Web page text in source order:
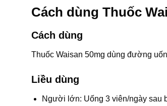
Cách dùng Thuốc
Cách dùng
Thuốc Waisan 50mg dùng đường
Liều dùng
Người lớn: Uống 3 viên/ngày sau